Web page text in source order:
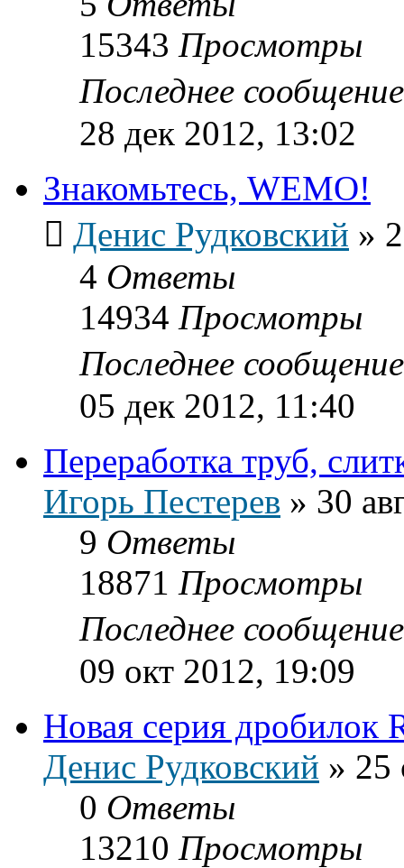
15343 Просмотры
Последнее
28 дек 2012, 13:02
Знакомьтесь, WEMO!
Денис Рудковский »
4 Ответы
14934 Просмотры
Последнее
05 дек 2012, 11:40
Переработка труб,
Игорь Пестерев » 30
9 Ответы
18871 Просмотры
Последнее
09 окт 2012, 19:09
Новая серия дробилок
Денис Рудковский » 25
0 Ответы
13210 Просмотры